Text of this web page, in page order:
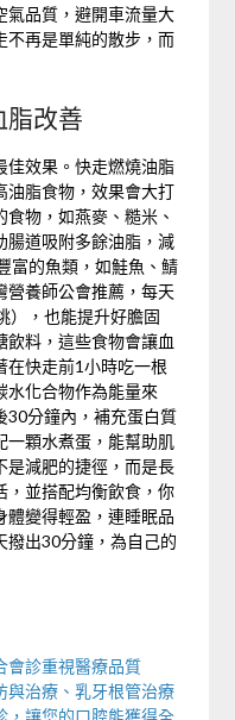
氣品質，避開車流量大
不再是單純的散步，而
脂改善
佳效果。快走燃燒油脂
油脂食物，效果會大打
物，如燕麥、糙米、
腸道吸附多餘油脂，減
富的魚類，如鮭魚、鯖
營養師公會推薦，每天
），也能提升好膽固
飲料，這些食物會讓血
在快走前1小時吃一根
水化合物作為能量來
30分鐘內，補充蛋白質
一顆水煮蛋，能幫助肌
是減肥的捷徑，而是長
，並搭配均衡飲食，你
體變得輕盈，連睡眠品
撥出30分鐘，為自己的
會診重視醫療品質
與治療、乳牙根管治療
，讓您的口腔能獲得全